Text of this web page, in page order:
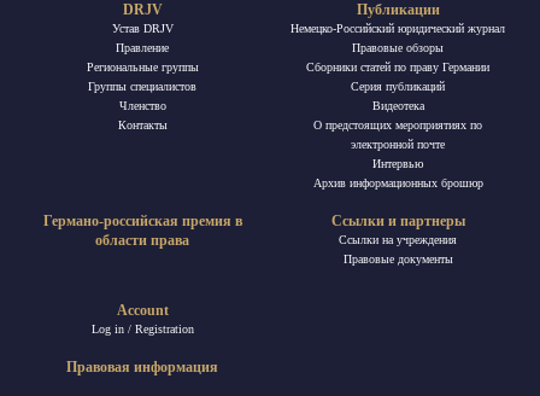
DRJV
Устав DRJV
Правление
Региональные группы
Группы специалистов
Членство
Контакты
Публикации
Немецко-Российский юридический журнал
Правовые обзоры
Сборники статей по праву Германии
Ceрия публикаций
Видеотека
О предстоящих мероприятиях по
электронной почте
Интервью
Архив информационных брошюр
Германо-российская премия в
области права
Account
Log in / Registration
Ссылки и партнеры
Ссылки на учреждения
Правовые документы
Правовая информация